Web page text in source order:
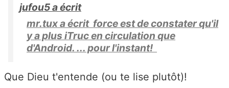
jufou5 a écrit
mr.tux a écrit force est de constater qu'il
y a plus iTruc en circulation que
d'Android. ... pour l'instant!
Que Dieu t'entende (ou te lise plutôt)!